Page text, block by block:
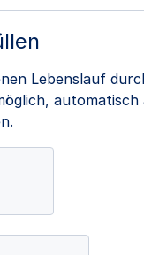
Lebenslauf